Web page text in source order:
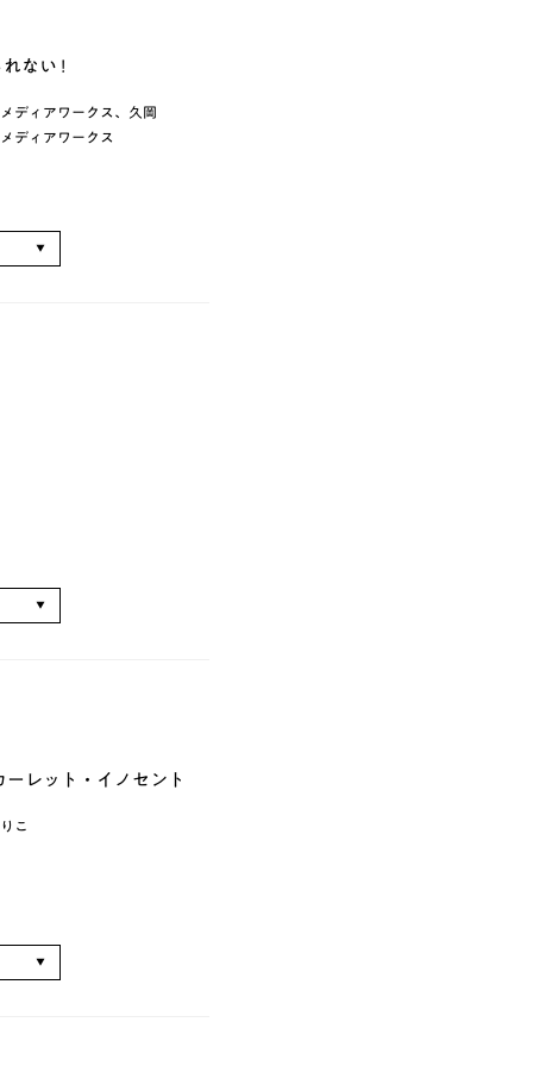
ない !
ディアワークス、久岡
ディアワークス
レット・イノセント
こ